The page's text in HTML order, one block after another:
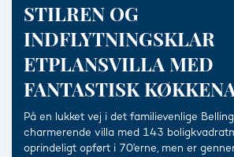
STILREN OG
INDFLYTNINGSKLAR
ETPLANSVILLA MED
FANTASTISK
På en lukket vej i det familievenlige
charmerende villa med 143
oprindeligt opført i 70’erne, men er